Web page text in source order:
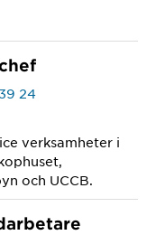
24
verksamheter i
och UCCB.